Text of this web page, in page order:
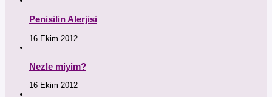
Penisilin Alerjisi
16 Ekim 2012
Nezle miyim?
16 Ekim 2012